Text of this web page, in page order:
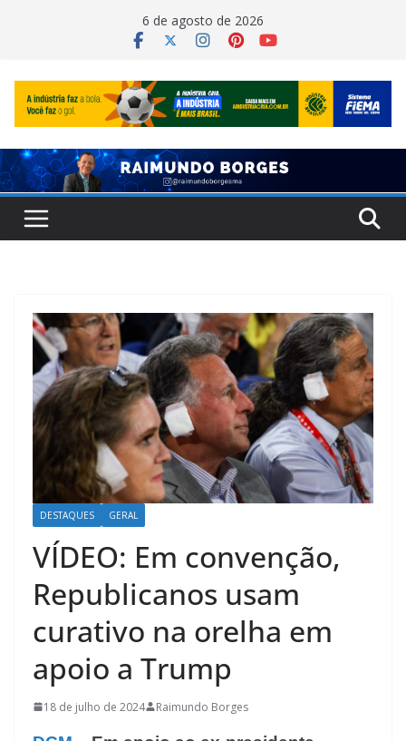
6 de agosto de 2026
DESTAQUES GERAL
VÍDEO: Em convenção,
Republicanos usam
curativo na orelha em
apoio a Trump
18 de julho de 2024 Raimundo Borges